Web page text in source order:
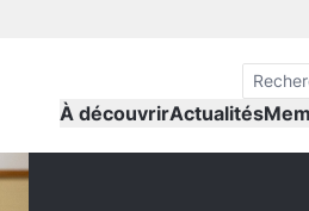
À découvrirActualités